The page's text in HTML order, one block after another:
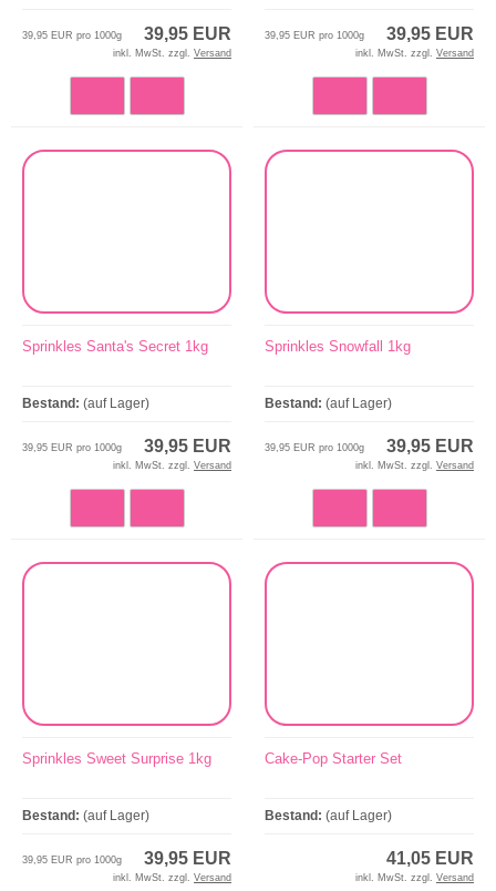
39,95 EUR
39,95 EUR pro 1000g
inkl. MwSt. zzgl. Versand
39,95 EUR
39,95 EUR pro 1000g
inkl. MwSt. zzgl. Versand
Sprinkles Santa's Secret 1kg
Bestand: (auf Lager)
39,95 EUR
39,95 EUR pro 1000g
inkl. MwSt. zzgl. Versand
Sprinkles Snowfall 1kg
Bestand: (auf Lager)
39,95 EUR
39,95 EUR pro 1000g
inkl. MwSt. zzgl. Versand
Sprinkles Sweet Surprise 1kg
Bestand: (auf Lager)
39,95 EUR
39,95 EUR pro 1000g
inkl. MwSt. zzgl. Versand
Cake-Pop Starter Set
Bestand: (auf Lager)
41,05 EUR
inkl. MwSt. zzgl. Versand